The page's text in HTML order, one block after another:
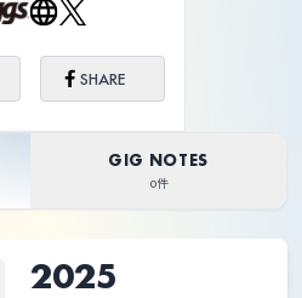
SHARE
GIG NOTES
0件
2025